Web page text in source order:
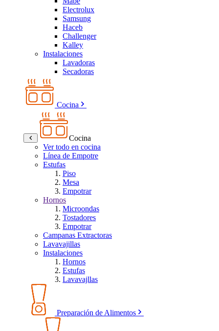
Electrolux
Samsung
Haceb
Challenger
Kalley
Instalaciones
Lavadoras
Secadoras
Cocina
Cocina
Ver todo en cocina
Línea de Empotre
Estufas
Piso
Mesa
Empotrar
Hornos
Microondas
Tostadores
Empotrar
Campanas Extractoras
Lavavajillas
Instalaciones
Hornos
Estufas
Lavavajllas
Preparación de Alimentos